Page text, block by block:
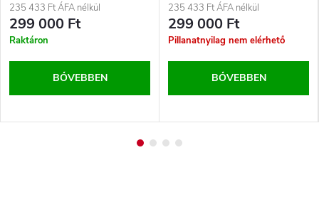
235 433 Ft ÁFA nélkül
299 000 Ft
Raktáron
BŐVEBBEN
235 433 Ft ÁFA nélkül
299 000 Ft
Pillanatnyilag nem elérhető
BŐVEBBEN